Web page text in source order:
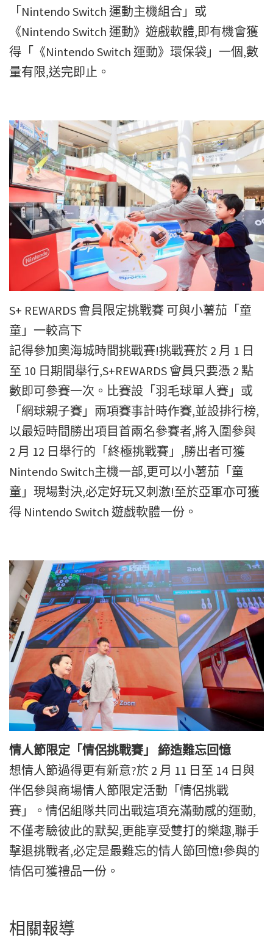
「Nintendo Switch 運動主機組合」或
《Nintendo Switch 運動》遊戲軟體,即有機會獲
得「《Nintendo Switch 運動》環保袋」一個,數
量有限,送完即止。
S+ REWARDS 會員限定挑戰賽 可與小薯茄「童
童」一較高下
記得參加奧海城時間挑戰賽!挑戰賽於 2 月 1 日
至 10 日期間舉行,S+REWARDS 會員只要憑 2 點
數即可參賽一次。比賽設「羽毛球單人賽」或
「網球親子賽」兩項賽事計時作賽,並設排行榜,
以最短時間勝出項目首兩名參賽者,將入圍參與
2 月 12 日舉行的「終極挑戰賽」,勝出者可獲
Nintendo Switch主機一部,更可以小薯茄「童
童」現場對決,必定好玩又刺激!至於亞軍亦可獲
得 Nintendo Switch 遊戲軟體一份。
情人節限定「情侶挑戰賽」 締造難忘回憶
想情人節過得更有新意?於 2 月 11 日至 14 日與
伴侶參與商場情人節限定活動「情侶挑戰
賽」。情侶組隊共同出戰這項充滿動感的運動,
不僅考驗彼此的默契,更能享受雙打的樂趣,聯手
擊退挑戰者,必定是最難忘的情人節回憶!參與的
情侶可獲禮品一份。
相關報導